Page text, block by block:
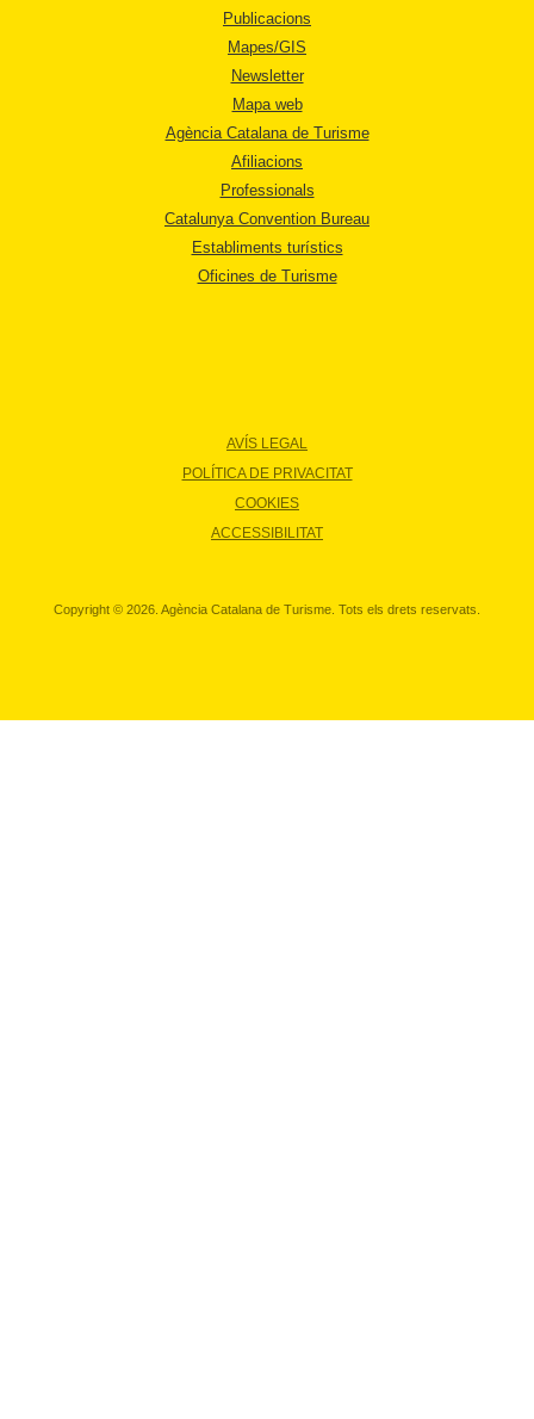
Publicacions
Mapes/GIS
Newsletter
Mapa web
Agència Catalana de Turisme
Afiliacions
Professionals
Catalunya Convention Bureau
Establiments turístics
Oficines de Turisme
AVÍS LEGAL
POLÍTICA DE PRIVACITAT
COOKIES
ACCESSIBILITAT
Copyright © 2026. Agència Catalana de Turisme. Tots els drets reservats.